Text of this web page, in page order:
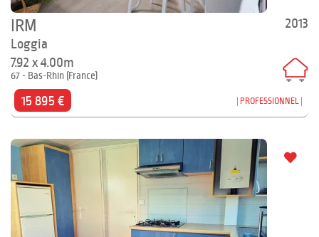
2013
IRM
Loggia
7.92 x 4.00m
67 - Bas-Rhin (France)
15 895 € PROFESSIONNEL